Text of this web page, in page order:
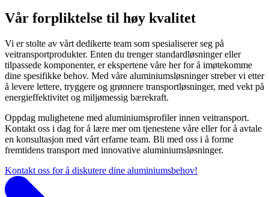
Vår forpliktelse til høy kvalitet
Vi er stolte av vårt dedikerte team som spesialiserer seg på
veitransportprodukter. Enten du trenger standardløsninger eller
tilpassede komponenter, er ekspertene våre her for å imøtekomme
dine spesifikke behov. Med våre aluminiumsløsninger streber vi etter
å levere lettere, tryggere og grønnere transportløsninger, med vekt på
energieffektivitet og miljømessig bærekraft.
Oppdag mulighetene med aluminiumsprofiler innen veitransport.
Kontakt oss i dag for å lære mer om tjenestene våre eller for å avtale
en konsultasjon med vårt erfarne team. Bli med oss i å forme
fremtidens transport med innovative aluminiumsløsninger.
Kontakt oss for å diskutere dine aluminiumsbehov!